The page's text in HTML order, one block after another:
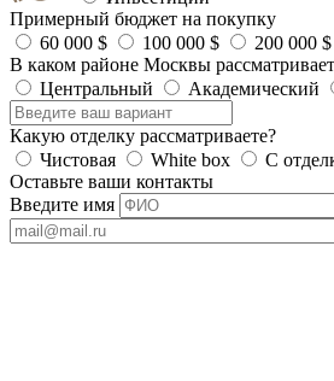
Примерный бюджет на покупку
60 000 $
100 000 $ 200 000 $
В каком районе Москвы
Центральный
Академический
Какую отделку рассматриваете?
Чистовая
White box С
Оставьте ваши контакты
Введите имя